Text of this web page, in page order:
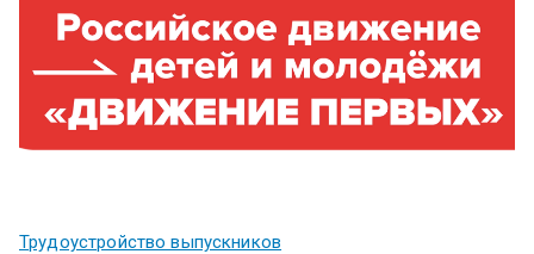
Трудоустройство выпускников